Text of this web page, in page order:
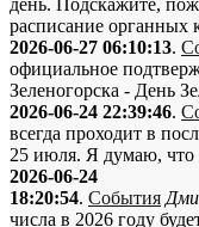
расписание органных
2026-06-27 06:10:13.
официальное
Зеленогорска - День
2026-06-24 22:39:46.
всегда проходит в
25 июля. Я думаю, что
2026-06-24
18:20:54. События
числа в 2026 году